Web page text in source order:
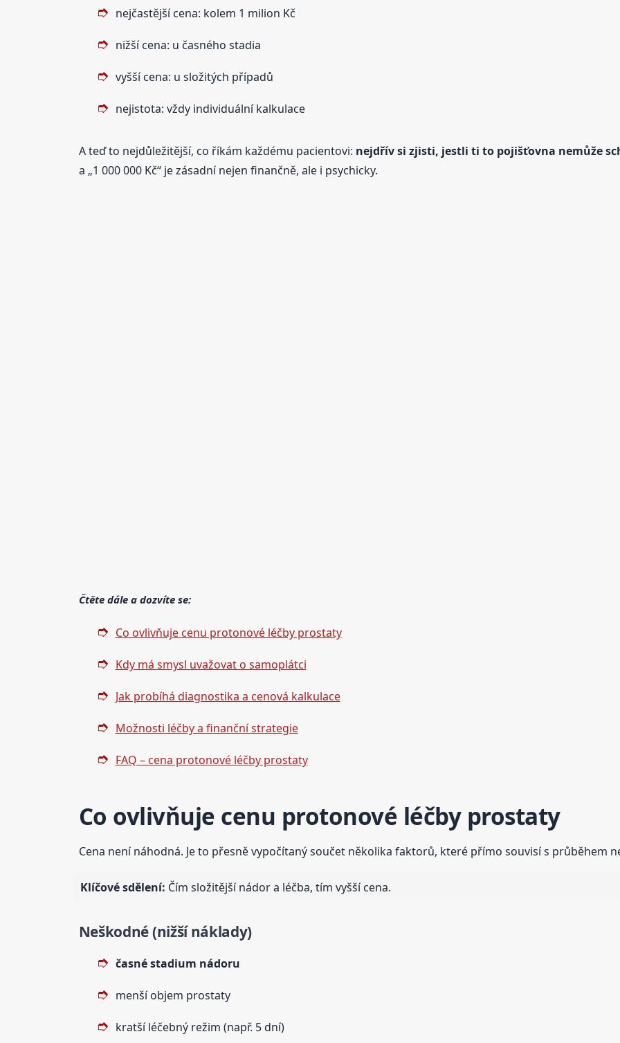
nejčastější cena: kolem 1 milion Kč
nižší cena: u časného stadia
vyšší cena: u složitých případů
nejistota: vždy individuální kalkulace
A teď to nejdůležitější, co říkám každému pacientovi: nejdřív si zjisti, jestli ti to pojišťovna nemůže
a „1 000 000 Kč“ je zásadní nejen finančně, ale i psychicky.
Čtěte dále a dozvíte se:
Co ovlivňuje cenu protonové léčby prostaty
Kdy má smysl uvažovat o samoplátci
Jak probíhá diagnostika a cenová kalkulace
Možnosti léčby a finanční strategie
FAQ – cena protonové léčby prostaty
Co ovlivňuje cenu protonové léčby prostaty
Cena není náhodná. Je to přesně vypočítaný součet několika faktorů, které přímo souvisí s průběhem
Klíčové sdělení: Čím složitější nádor a léčba, tím vyšší cena.
Neškodné (nižší náklady)
časné stadium nádoru
menší objem prostaty
kratší léčebný režim (např. 5 dní)